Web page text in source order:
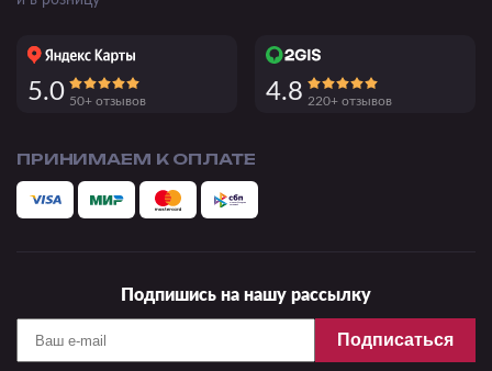
Подпишись на нашу рассылку
Подписаться
5.0 50+ отзывов 4.8 220+ отзывов
ПРИНИМАЕМ К ОПЛАТЕ